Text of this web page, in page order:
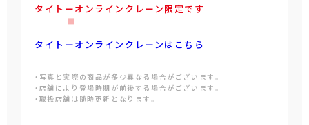
タイトーオンラインクレーン限定です
タイトーオンラインクレーンはこちら
・写真と実際の商品が多少異なる場合がございます。
・店舗により登場時期が前後する場合がございます。
・取扱店舗は随時更新となります。